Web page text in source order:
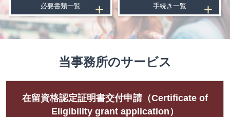
必要書類一覧 手続き一覧
当事務所のサービス
在留資格認定証明書交付申請（Certificate of
Eligibility grant application）